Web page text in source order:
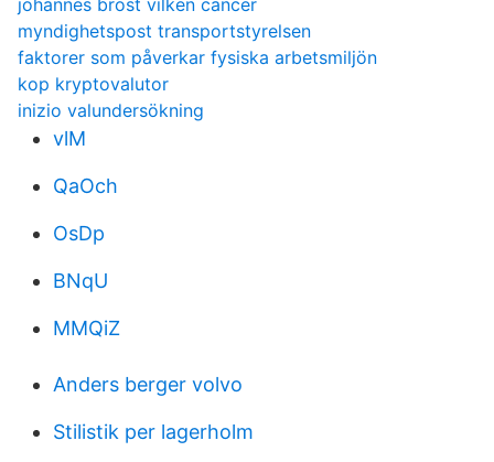
johannes brost vilken cancer
myndighetspost transportstyrelsen
faktorer som påverkar fysiska arbetsmiljön
kop kryptovalutor
inizio valundersökning
vlM
QaOch
OsDp
BNqU
MMQiZ
Anders berger volvo
Stilistik per lagerholm